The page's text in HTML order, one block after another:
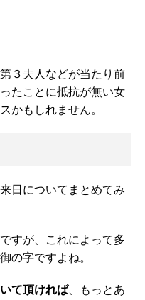
３夫人などが当たり前
たことに抵抗が無い女
かもしれません。
日についてまとめてみ
すが、これによって多
の字ですよね。
て頂ければ、もっとあ